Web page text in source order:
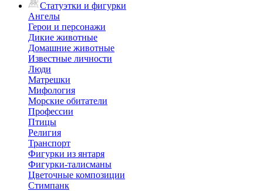
Статуэтки и фигурки
Ангелы
Герои и персонажи
Дикие животные
Домашние животные
Известные личности
Люди
Матрешки
Мифология
Морские обитатели
Профессии
Птицы
Религия
Транспорт
Фигурки из янтаря
Фигурки-талисманы
Цветочные композиции
Стимпанк